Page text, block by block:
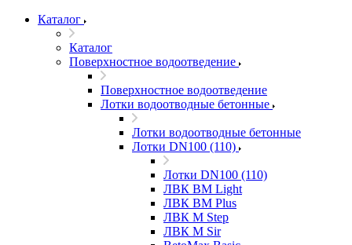
Каталог
Каталог
Поверхностное водоотведение
Поверхностное водоотведение
Лотки водоотводные бетонные
Лотки водоотводные бетонные
Лотки DN100 (110)
Лотки DN100 (110)
ЛВК ВМ Light
ЛВК ВМ Plus
ЛВК М Step
ЛВК М Sir